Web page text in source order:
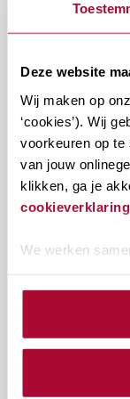
Deze website
Wij maken op
‘cookies’). Wij
voorkeuren op te
van jouw
klikken, ga je
cookieverklaring
We werken
Ontvang
Ontvang
aan welke